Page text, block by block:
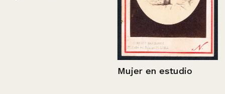
Mujer en estudio